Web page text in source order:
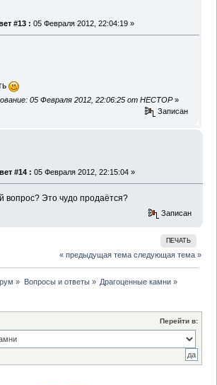
#13 : 05 Февраля 2012, 22:04:19 »
05 Февраля 2012, 22:06:25 от HECTOP»
Записан
#14 : 05 Февраля 2012, 22:15:04 »
вопрос? Это чудо продаётся?
Записан
ПЕЧАТЬ
« предыдущая тема следующая тема »
» Вопросы и ответы» Драгоценные камни»
Перейти в: